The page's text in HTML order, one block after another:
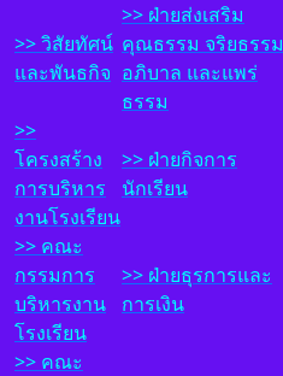
>> วิสัยทัศน์
และพันธกิจ
>> ฝ่ายส่งเสริม
คุณธรรม จริยธรรม
อภิบาล และแพร่
ธรรม
>>
โครงสร้าง
การบริหาร
งานโรงเรียน
>> ฝ่ายกิจการ
นักเรียน
>> คณะ
กรรมการ
บริหารงาน
โรงเรียน
>> ฝ่ายธุรการและ
การเงิน
>> คณะ